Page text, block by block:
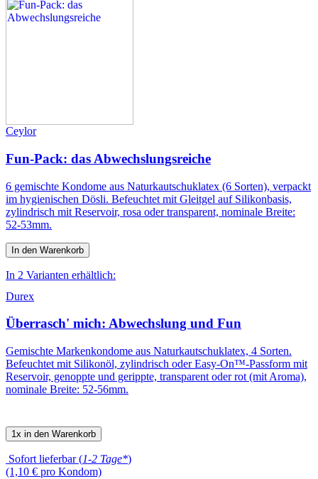
Ceylor
Fun-Pack: das Abwechslungsreiche
6 gemischte Kondome aus Naturkautschuklatex (6 Sorten), verpackt
im hygienischen Dösli. Befeuchtet mit Gleitgel auf Silikonbasis,
zylindrisch mit Reservoir, rosa oder transparent, nominale Breite:
52-53mm.
In den Warenkorb
In 2 Varianten erhältlich:
Durex
Überrasch' mich: Abwechslung und Fun
Gemischte Markenkondome aus Naturkautschuklatex, 4 Sorten.
Befeuchtet mit Silikonöl, zylindrisch oder Easy-On™-Passform mit
Reservoir, genoppte und gerippte, transparent oder rot (mit Aroma),
nominale Breite: 52-56mm.
1x in den Warenkorb
Sofort lieferbar (1-2 Tage*)
(1,10 € pro Kondom)